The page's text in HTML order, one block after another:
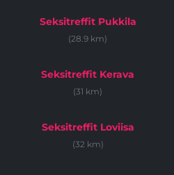
Seksitreffit Pukkila
(28.9 km)
Seksitreffit Kerava
(31 km)
Seksitreffit Loviisa
(32 km)